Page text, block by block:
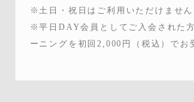
※土日・祝日はご利用いただけません
※平日DAY会員としてご入会された
ーニングを初回2,000円（税込）でお